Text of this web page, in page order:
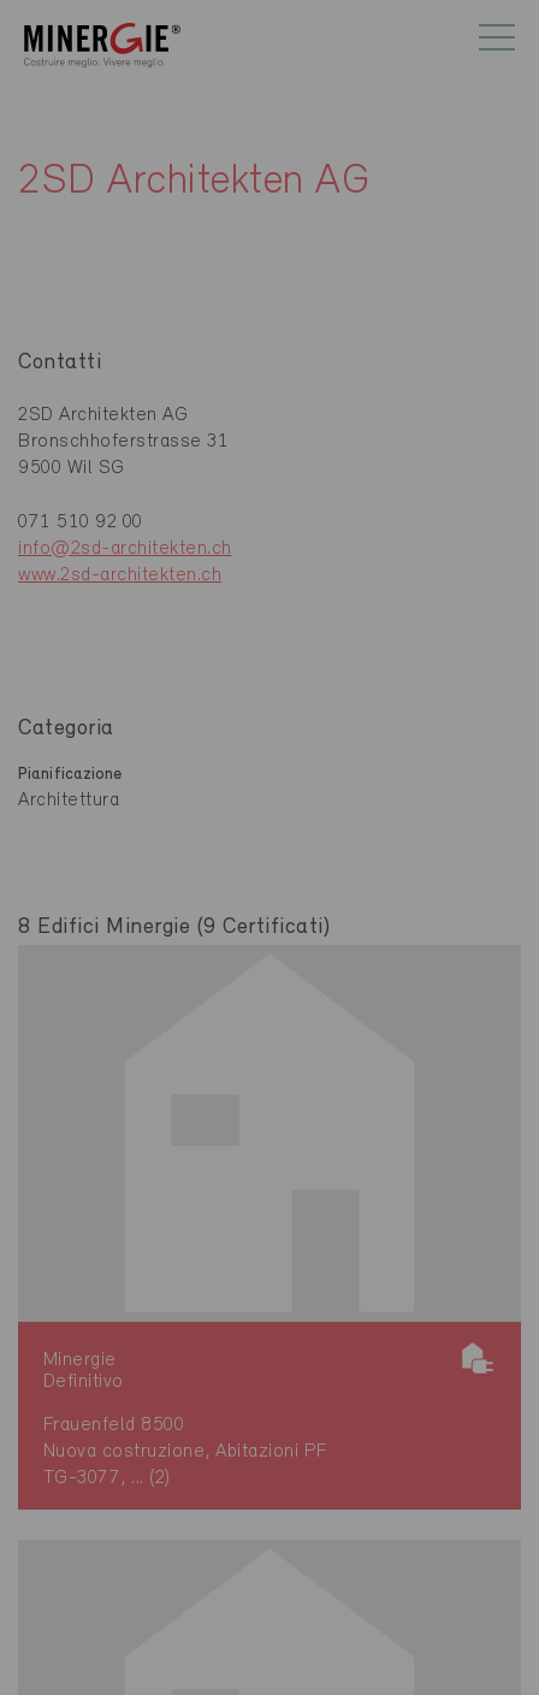
2SD Architekten AG
Contatti
2SD Architekten AG
Bronschhoferstrasse 31
9500 Wil SG
071 510 92 00
info@2sd-architekten.ch
www.2sd-architekten.ch
Categoria
Pianificazione
Architettura
8 Edifici Minergie (9 Certificati)
Minergie
Definitivo
Frauenfeld 8500
Nuova costruzione, Abitazioni PF
TG-3077, ... (2)